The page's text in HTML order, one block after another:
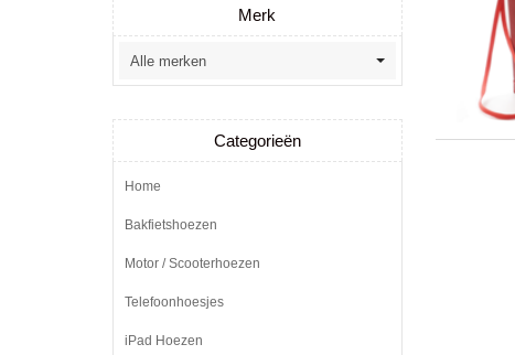
Merk
Categorieën
Home
Bakfietshoezen
Motor / Scooterhoezen
Telefoonhoesjes
iPad Hoezen